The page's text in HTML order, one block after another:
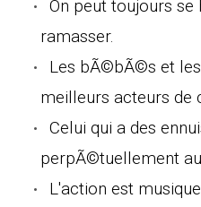
On peut toujours
ramasser.
Les bÃ©bÃ©s et
meilleurs acteurs de
Celui qui a des
perpÃ©tuellement
L'action est